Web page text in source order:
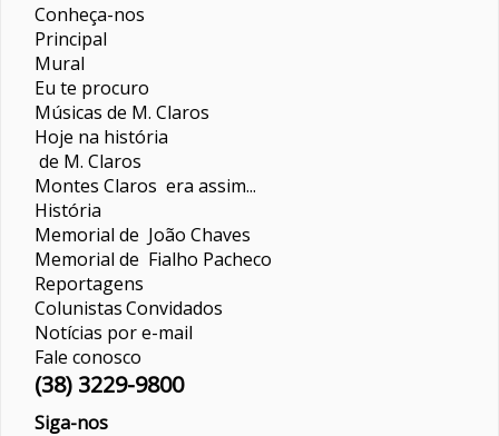
Conheça-nos
Principal
Mural
Eu te procuro
Músicas de M. Claros
Hoje na história
de M. Claros
Montes Claros era assim...
História
Memorial de João Chaves
Memorial de Fialho Pacheco
Reportagens
ColunistasConvidados
Notícias por e-mail
Fale conosco
(38) 3229-9800
Siga-nos